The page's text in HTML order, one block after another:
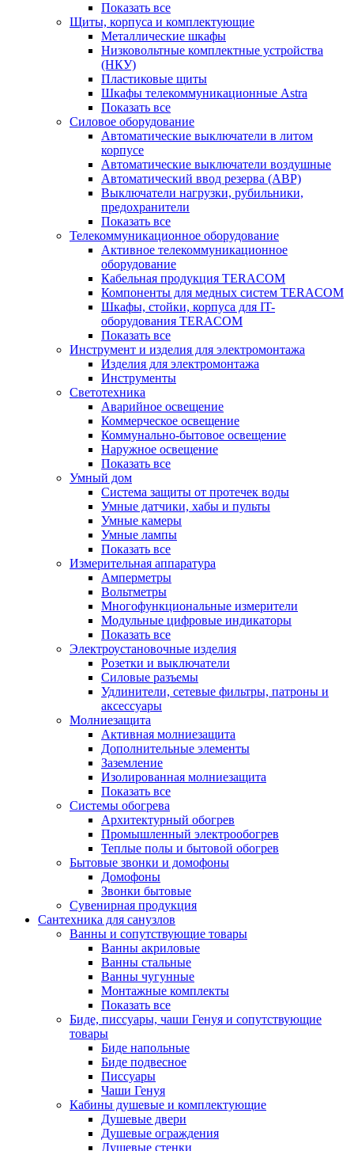
Показать все
Щиты, корпуса и комплектующие
Металлические шкафы
Низковольтные комплектные устройства
(НКУ)
Пластиковые щиты
Шкафы телекоммуникационные Astra
Показать все
Силовое оборудование
Автоматические выключатели в литом
корпусе
Автоматические выключатели воздушные
Автоматический ввод резерва (АВР)
Выключатели нагрузки, рубильники,
предохранители
Показать все
Телекоммуникационное оборудование
Активное телекоммуникационное
оборудование
Кабельная продукция TERACOM
Компоненты для медных систем TERACOM
Шкафы, стойки, корпуса для IT-
оборудования TERACOM
Показать все
Инструмент и изделия для электромонтажа
Изделия для электромонтажа
Инструменты
Светотехника
Аварийное освещение
Коммерческое освещение
Коммунально-бытовое освещение
Наружное освещение
Показать все
Умный дом
Система защиты от протечек воды
Умные датчики, хабы и пульты
Умные камеры
Умные лампы
Показать все
Измерительная аппаратура
Амперметры
Вольтметры
Многофункциональные измерители
Модульные цифровые индикаторы
Показать все
Электроустановочные изделия
Розетки и выключатели
Силовые разъемы
Удлинители, сетевые фильтры, патроны и
аксессуары
Молниезащита
Активная молниезащита
Дополнительные элементы
Заземление
Изолированная молниезащита
Показать все
Системы обогрева
Архитектурный обогрев
Промышленный электрообогрев
Теплые полы и бытовой обогрев
Бытовые звонки и домофоны
Домофоны
Звонки бытовые
Сувенирная продукция
Сантехника для санузлов
Ванны и сопутствующие товары
Ванны акриловые
Ванны стальные
Ванны чугунные
Монтажные комплекты
Показать все
Биде, писсуары, чаши Генуя и сопутствующие
товары
Биде напольные
Биде подвесное
Писсуары
Чаши Генуя
Кабины душевые и комплектующие
Душевые двери
Душевые ограждения
Душевые стенки